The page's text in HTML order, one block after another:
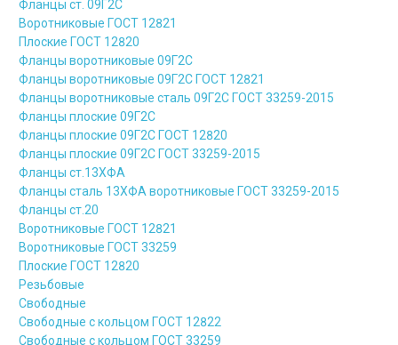
Фланцы ст. 09Г2С
Воротниковые ГОСТ 12821
Плоские ГОСТ 12820
Фланцы воротниковые 09Г2С
Фланцы воротниковые 09Г2С ГОСТ 12821
Фланцы воротниковые сталь 09Г2С ГОСТ 33259-2015
Фланцы плоские 09Г2С
Фланцы плоские 09Г2С ГОСТ 12820
Фланцы плоские 09Г2С ГОСТ 33259-2015
Фланцы ст.13ХФА
Фланцы сталь 13ХФА воротниковые ГОСТ 33259-2015
Фланцы ст.20
Воротниковые ГОСТ 12821
Воротниковые ГОСТ 33259
Плоские ГОСТ 12820
Резьбовые
Свободные
Свободные с кольцом ГОСТ 12822
Свободные с кольцом ГОСТ 33259